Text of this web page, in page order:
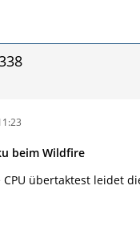
beim Wildfire
übertaktest leidet